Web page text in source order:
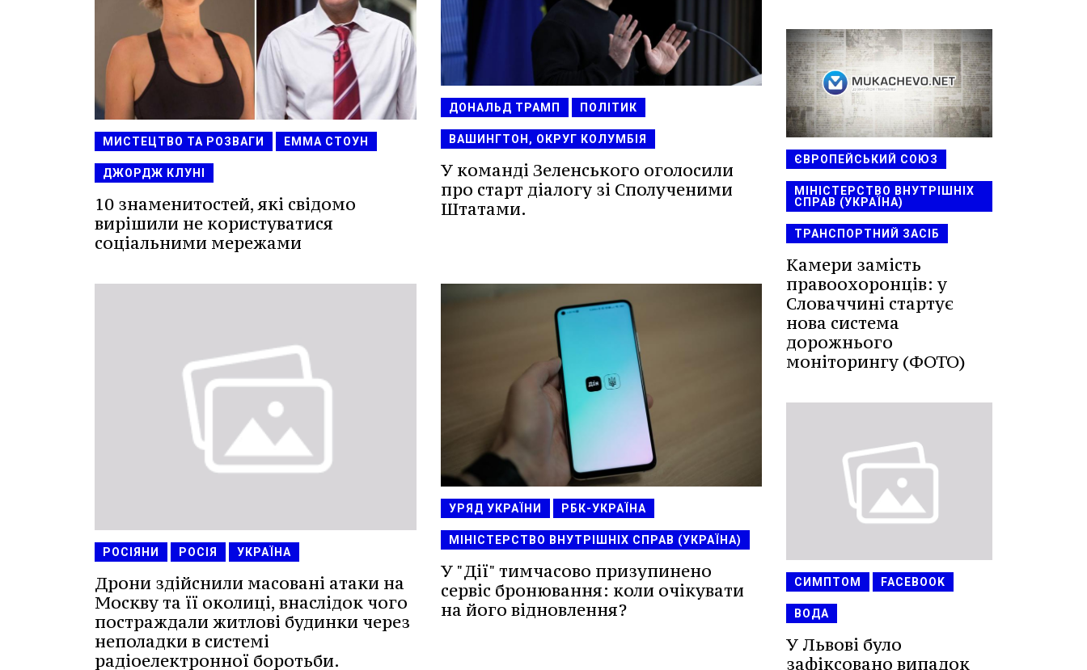
МИСТЕЦТВО ТА РОЗВАГИ ЕММА СТОУН
ДЖОРДЖ КЛУНІ
10 знаменитостей, які свідомо
вирішили не користуватися
соціальними мережами
ДОНАЛЬД ТРАМП ПОЛІТИК
ВАШИНГТОН, ОКРУГ КОЛУМБІЯ
У команді Зеленського оголосили
про старт діалогу зі Сполученими
Штатами.
РОСІЯНИ РОСІЯ УКРАЇНА
Дрони здійснили масовані атаки на
Москву та її околиці, внаслідок чого
постраждали житлові будинки через
неполадки в системі
радіоелектронної боротьби.
УРЯД УКРАЇНИ РБК-УКРАЇНА
МІНІСТЕРСТВО ВНУТРІШНІХ СПРАВ (УКРАЇНА)
У "Дії" тимчасово призупинено
сервіс бронювання: коли очікувати
на його відновлення?
ЄВРОПЕЙСЬКИЙ СОЮЗ
МІНІСТЕРСТВО ВНУТРІШНІХ
СПРАВ (УКРАЇНА)
ТРАНСПОРТНИЙ ЗАСІБ
Камери замість
правоохоронців: у
Словаччині стартує
нова система
дорожнього
моніторингу (ФОТО)
СИМПТОМ FACEBOOK
ВОДА
У Львові було
зафіксовано випадок